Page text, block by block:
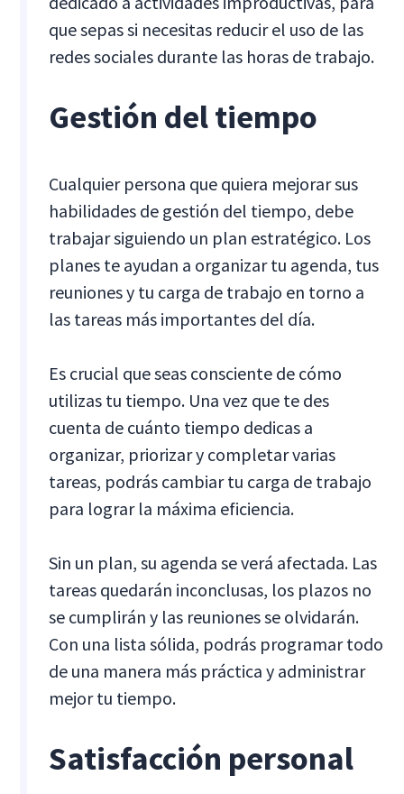
que sepas si necesitas reducir el uso de las
redes sociales durante las horas de trabajo.
Gestión del tiempo
Cualquier persona que quiera mejorar sus
habilidades de gestión del tiempo, debe
trabajar siguiendo un plan estratégico. Los
planes te ayudan a organizar tu agenda, tus
reuniones y tu carga de trabajo en torno a
las tareas más importantes del día.
Es crucial que seas consciente de cómo
utilizas tu tiempo. Una vez que te des
cuenta de cuánto tiempo dedicas a
organizar, priorizar y completar varias
tareas, podrás cambiar tu carga de trabajo
para lograr la máxima eficiencia.
Sin un plan, su agenda se verá afectada. Las
tareas quedarán inconclusas, los plazos no
se cumplirán y las reuniones se olvidarán.
Con una lista sólida, podrás programar todo
de una manera más práctica y administrar
mejor tu tiempo.
Satisfacción personal